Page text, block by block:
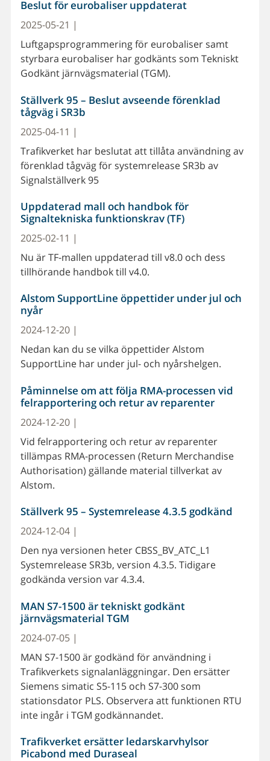
Beslut för eurobaliser uppdaterat
2025-05-21 |
Luftgapsprogrammering för eurobaliser samt
styrbara eurobaliser har godkänts som Tekniskt
Godkänt järnvägsmaterial (TGM).
Ställverk 95 – Beslut avseende förenklad
tågväg i SR3b
2025-04-11 |
Trafikverket har beslutat att tillåta användning av
förenklad tågväg för systemrelease SR3b av
Signalställverk 95
Uppdaterad mall och handbok för
Signaltekniska funktionskrav (TF)
2025-02-11 |
Nu är TF-mallen uppdaterad till v8.0 och dess
tillhörande handbok till v4.0.
Alstom SupportLine öppettider under jul och
nyår
2024-12-20 |
Nedan kan du se vilka öppettider Alstom
SupportLine har under jul- och nyårshelgen.
Påminnelse om att följa RMA-processen vid
felrapportering och retur av reparenter
2024-12-20 |
Vid felrapportering och retur av reparenter
tillämpas RMA-processen (Return Merchandise
Authorisation) gällande material tillverkat av
Alstom.
Ställverk 95 – Systemrelease 4.3.5 godkänd
2024-12-04 |
Den nya versionen heter CBSS_BV_ATC_L1
Systemrelease SR3b, version 4.3.5. Tidigare
godkända version var 4.3.4.
MAN S7-1500 är tekniskt godkänt
järnvägsmaterial TGM
2024-07-05 |
MAN S7-1500 är godkänd för användning i
Trafikverkets signalanläggningar. Den ersätter
Siemens simatic S5-115 och S7-300 som
stationsdator PLS. Observera att funktionen RTU
inte ingår i TGM godkännandet.
Trafikverket ersätter ledarskarvhylsor
Picabond med Duraseal